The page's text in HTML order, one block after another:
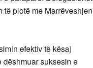
të plotë me Marrëveshjen
efektiv të kësaj
dëshmuar suksesin e